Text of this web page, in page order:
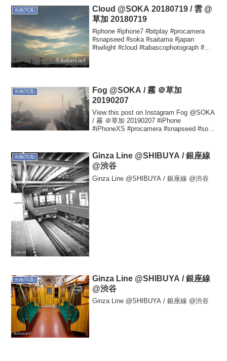
光画(写真)
Cloud @SOKA 20180719 / 雲 @
草加 20180719
#iphone #iphone7 #bitplay #procamera
#snapseed #soka #saitama #japan
#twilight #cloud #tabascophotograph #タ
光画(写真)
Fog @SOKA / 霧 ＠草加
20190207
View this post on Instagram Fog @SOKA
/ 霧 ＠草加 20190207 #iPhone
#iPhoneXS #procamera #snapseed #soka
光画(写真)
Ginza Line @SHIBUYA / 銀座線
@渋谷
Ginza Line @SHIBUYA / 銀座線 @渋谷
光画(写真)
Ginza Line @SHIBUYA / 銀座線
@渋谷
Ginza Line @SHIBUYA / 銀座線 @渋谷